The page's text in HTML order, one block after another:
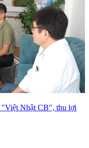
"Việt Nhật CB", thu lợi